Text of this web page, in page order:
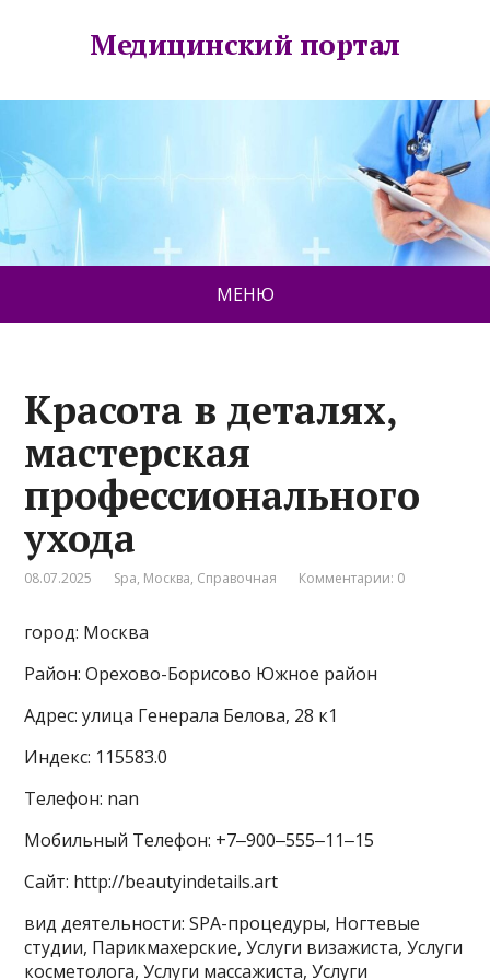
Медицинский портал
МЕНЮ
Красота в деталях,
мастерская
профессионального
ухода
08.07.2025 Spa, Москва, Справочная Комментарии: 0
город: Москва
Район: Орехово-Борисово Южное район
Адрес: улица Генерала Белова, 28 к1
Индекс: 115583.0
Телефон: nan
Мобильный Телефон: +7‒900‒555‒11‒15
Сайт: http://beautyindetails.art
вид деятельности: SPA-процедуры, Ногтевые
студии, Парикмахерские, Услуги визажиста, Услуги
косметолога, Услуги массажиста, Услуги